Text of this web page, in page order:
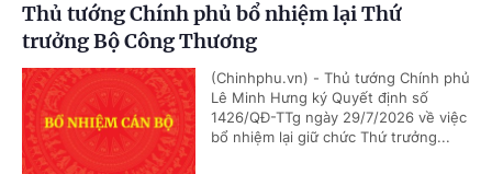
Thủ tướng Chính phủ bổ nhiệm lại Thứ
trưởng Bộ Công Thương
(Chinhphu.vn) - Thủ tướng Chính phủ
Lê Minh Hưng ký Quyết định số
1426/QĐ-TTg ngày 29/7/2026 về việc
bổ nhiệm lại giữ chức Thứ trưởng...